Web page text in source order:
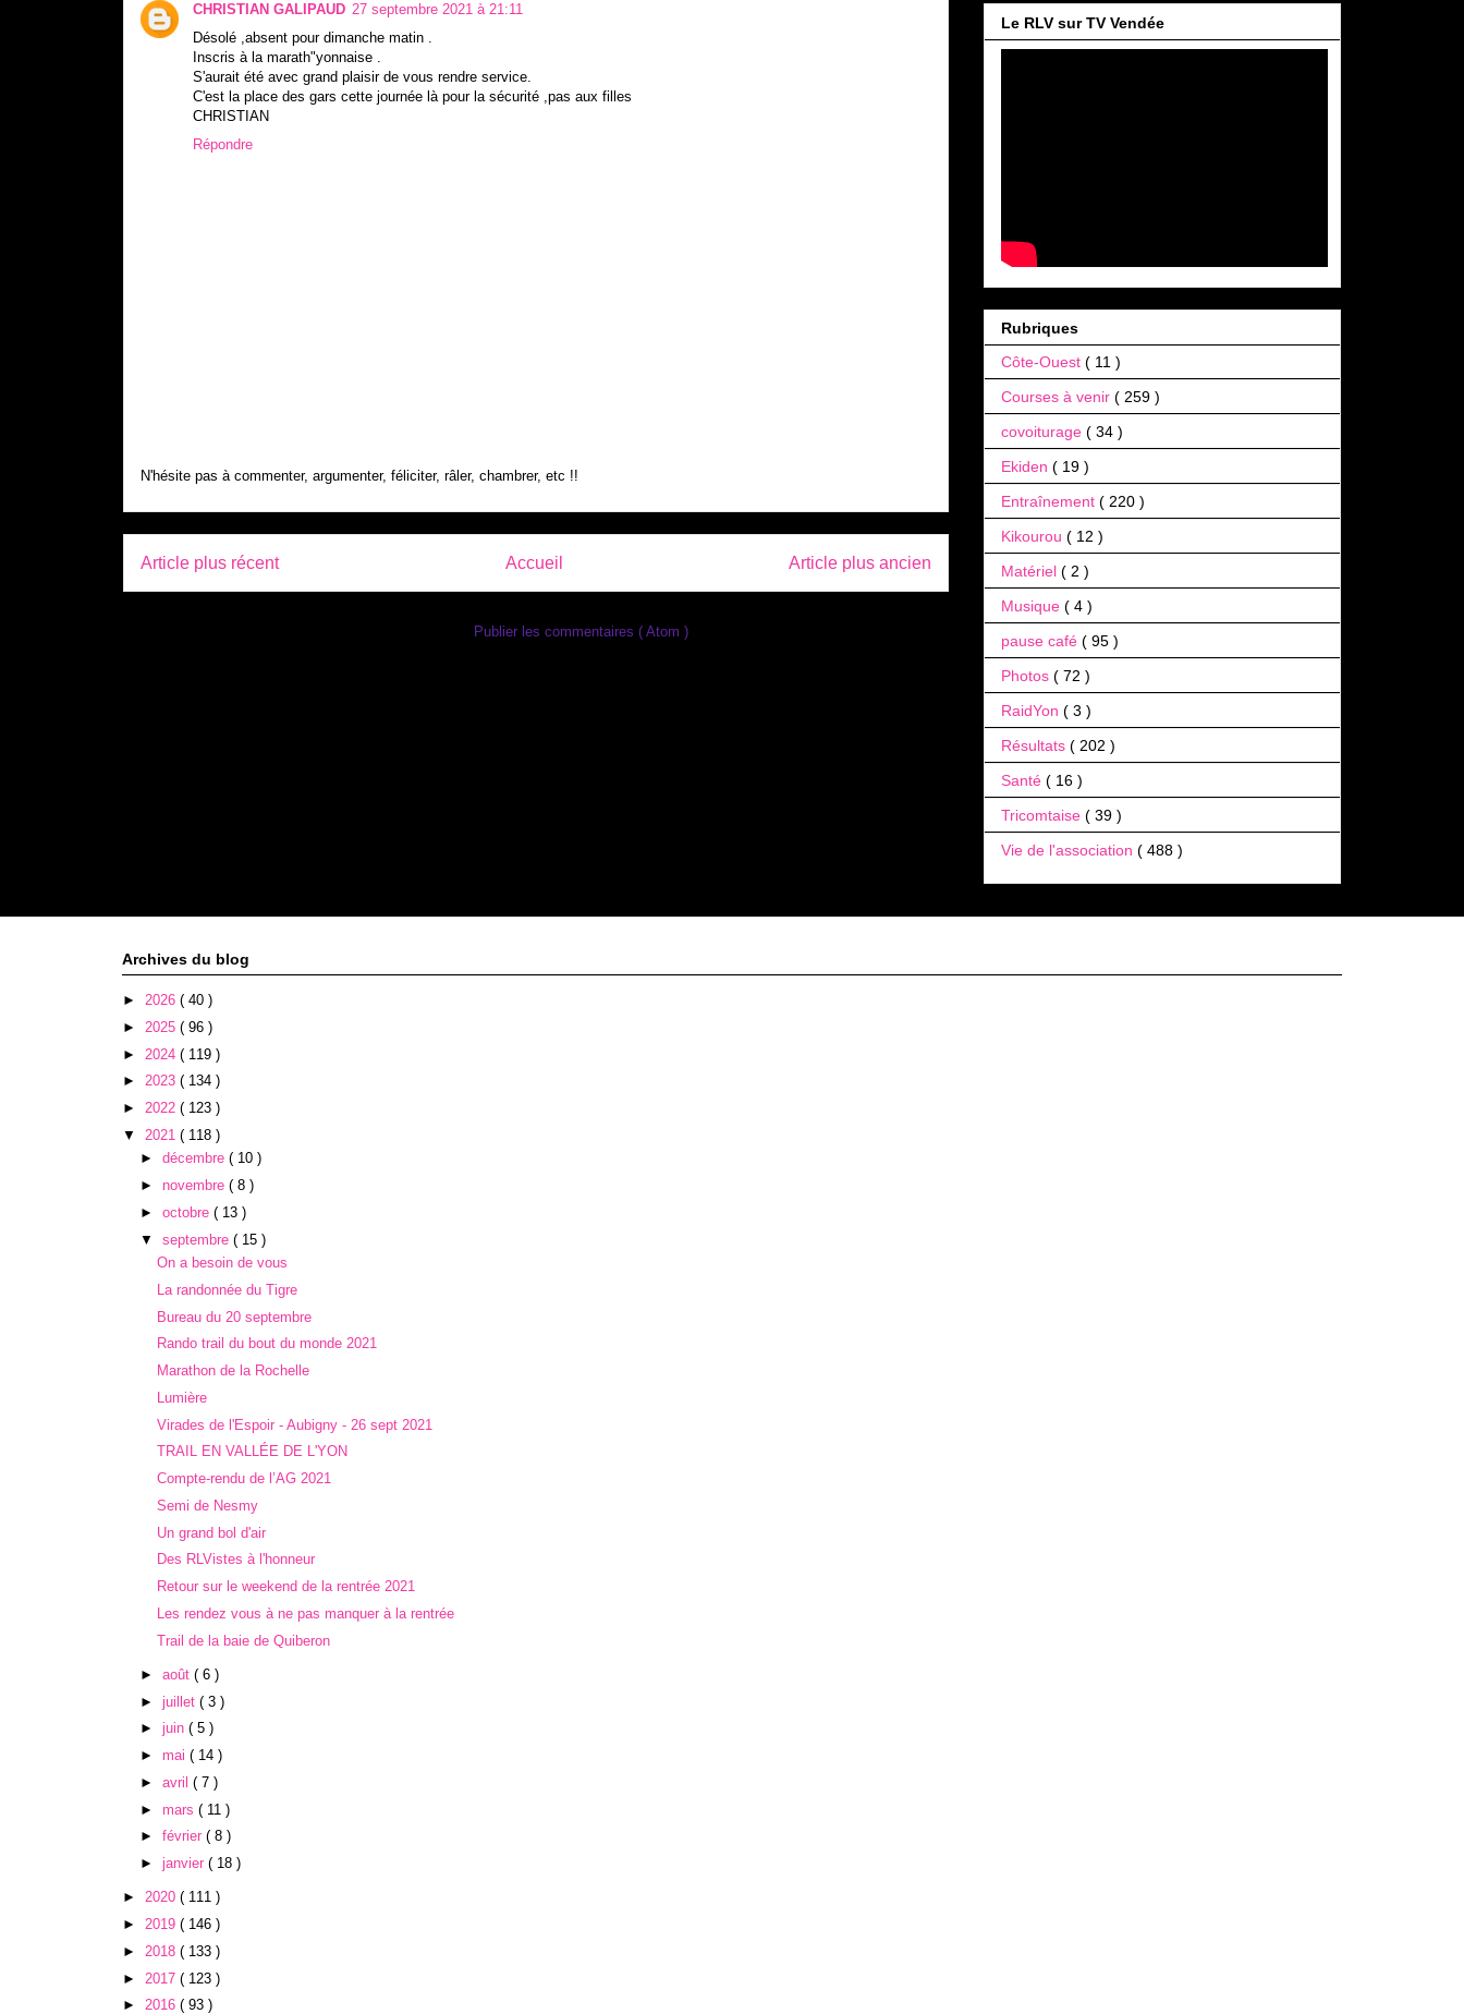
CHRISTIAN GALIPAUD 27 septembre 2021 à 21:11
Désolé ,absent pour dimanche matin .
Inscris à la marath"yonnaise .
S'aurait été avec grand plaisir de vous rendre service.
C'est la place des gars cette journée là pour la sécurité ,pas aux filles
CHRISTIAN
Répondre
N'hésite pas à commenter, argumenter, féliciter, râler, chambrer, etc !!
Article plus récent Article plus ancien
Accueil
Publier les commentaires ( Atom )
Le RLV sur TV Vendée
Rubriques
Côte-Ouest ( 11 )
Courses à venir ( 259 )
covoiturage ( 34 )
Ekiden ( 19 )
Entraînement ( 220 )
Kikourou ( 12 )
Matériel ( 2 )
Musique ( 4 )
pause café ( 95 )
Photos ( 72 )
RaidYon ( 3 )
Résultats ( 202 )
Santé ( 16 )
Tricomtaise ( 39 )
Vie de l'association ( 488 )
Archives du blog
► 2026 ( 40 )
► 2025 ( 96 )
► 2024 ( 119 )
► 2023 ( 134 )
► 2022 ( 123 )
▼ 2021 ( 118 )
► décembre ( 10 )
► novembre ( 8 )
► octobre ( 13 )
▼ septembre ( 15 )
On a besoin de vous
La randonnée du Tigre
Bureau du 20 septembre
Rando trail du bout du monde 2021
Marathon de la Rochelle
Lumière
Virades de l'Espoir - Aubigny - 26 sept 2021
TRAIL EN VALLÉE DE L'YON
Compte-rendu de l’AG 2021
Semi de Nesmy
Un grand bol d'air
Des RLVistes à l'honneur
Retour sur le weekend de la rentrée 2021
Les rendez vous à ne pas manquer à la rentrée
Trail de la baie de Quiberon
► août ( 6 )
► juillet ( 3 )
► juin ( 5 )
► mai ( 14 )
► avril ( 7 )
► mars ( 11 )
► février ( 8 )
► janvier ( 18 )
► 2020 ( 111 )
► 2019 ( 146 )
► 2018 ( 133 )
► 2017 ( 123 )
► 2016 ( 93 )